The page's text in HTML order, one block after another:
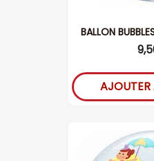
BALLON
AJOUTER